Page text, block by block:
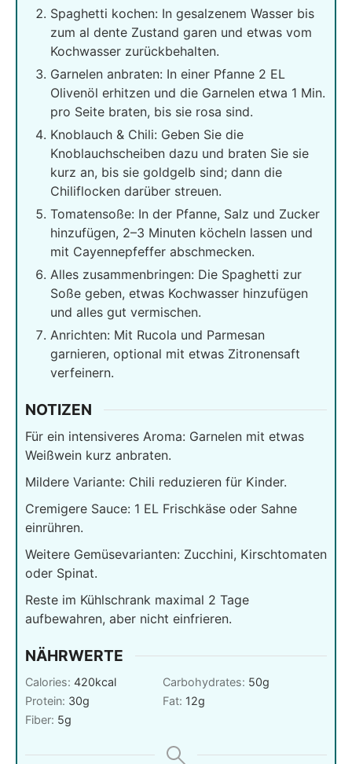
Spaghetti kochen: In gesalzenem Wasser bis
zum al dente Zustand garen und etwas vom
Kochwasser zurückbehalten.
Garnelen anbraten: In einer Pfanne 2 EL
Olivenöl erhitzen und die Garnelen etwa 1 Min.
pro Seite braten, bis sie rosa sind.
Knoblauch & Chili: Geben Sie die
Knoblauchscheiben dazu und braten Sie sie
kurz an, bis sie goldgelb sind; dann die
Chiliflocken darüber streuen.
Tomatensoße: In der Pfanne, Salz und Zucker
hinzufügen, 2–3 Minuten köcheln lassen und
mit Cayennepfeffer abschmecken.
Alles zusammenbringen: Die Spaghetti zur
Soße geben, etwas Kochwasser hinzufügen
und alles gut vermischen.
Anrichten: Mit Rucola und Parmesan
garnieren, optional mit etwas Zitronensaft
verfeinern.
NOTIZEN
Für ein intensiveres Aroma: Garnelen mit etwas
Weißwein kurz anbraten.
Mildere Variante: Chili reduzieren für Kinder.
Cremigere Sauce: 1 EL Frischkäse oder Sahne
einrühren.
Weitere Gemüsevarianten: Zucchini, Kirschtomaten
oder Spinat.
Reste im Kühlschrank maximal 2 Tage
aufbewahren, aber nicht einfrieren.
NÄHRWERTE
Calories: 420kcal Carbohydrates: 50g
Protein: 30g Fat: 12g
Fiber: 5g